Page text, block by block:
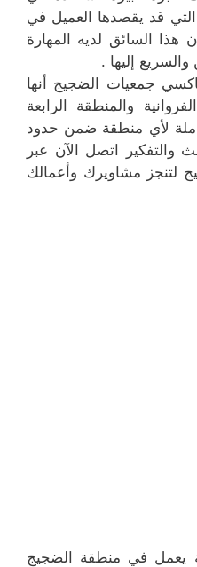
قد يقصدها العميل في
هذا السائق لديه المهارة
إليها .
جمعيات الضجيج أنها
والمنطقة الرابعة
لأي منطقة ضمن حدود
والتفكير اتصل الآن عبر
لتنجز مشاويرك وأعمالك
يعمل في منطقة الضجيج